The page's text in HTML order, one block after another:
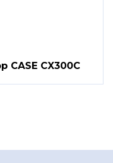
CASE CX300C